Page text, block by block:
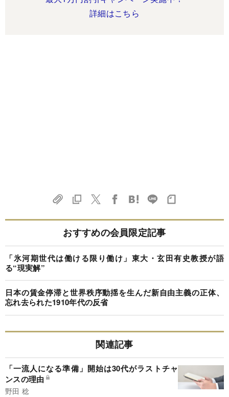
詳細はこちら
おすすめの会員限定記事
「氷河期世代は働ける限り働け」東大・玄田有史教授が語
る“現実解”
日本の賃金停滞と世界秩序動揺を生んだ新自由主義の正体、
忘れ去られた1910年代の反省
関連記事
「一流人になる準備」開始は30代がラストチャ
ンスの理由
野田 稔